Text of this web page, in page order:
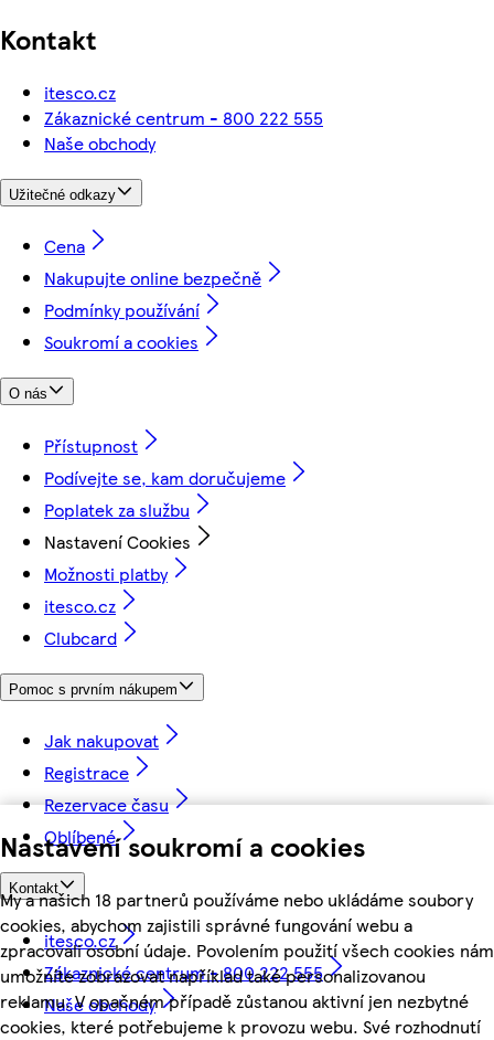
Nastavení soukromí a cookies
My a našich 18 partnerů používáme nebo ukládáme soubory
cookies, abychom zajistili správné fungování webu a
zpracovali osobní údaje. Povolením použití všech cookies nám
umožníte zobrazovat například také personalizovanou
reklamu. V opačném případě zůstanou aktivní jen nezbytné
cookies, které potřebujeme k provozu webu. Své rozhodnutí
Kontakt
itesco.cz
Zákaznické centrum - 800 222 555
Naše obchody
Užitečné odkazy
Cena
Nakupujte online bezpečně
Podmínky používání
Soukromí a cookies
O nás
Přístupnost
Podívejte se, kam doručujeme
Poplatek za službu
Nastavení Cookies
Možnosti platby
itesco.cz
Clubcard
Pomoc s prvním nákupem
Jak nakupovat
Registrace
Rezervace času
Oblíbené
Kontakt
itesco.cz
Zákaznické centrum - 800 222 555
Naše obchody